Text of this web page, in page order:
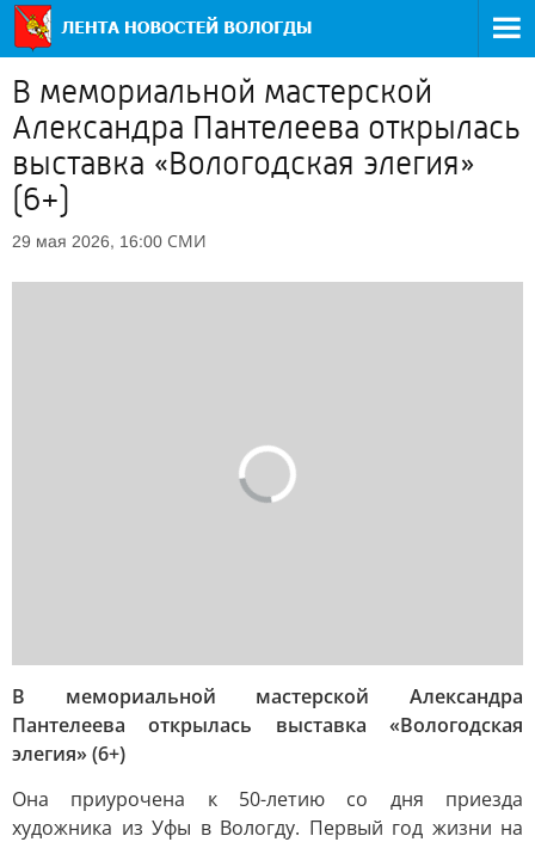
В мемориальной мастерской
Александра Пантелеева открылась
выставка «Вологодская элегия»
(6+)
29 мая 2026, 16:00 СМИ
В мемориальной мастерской Александра
Пантелеева открылась выставка «Вологодская
элегия» (6+)
Она приурочена к 50-летию со дня приезда
художника из Уфы в Вологду. Первый год жизни на